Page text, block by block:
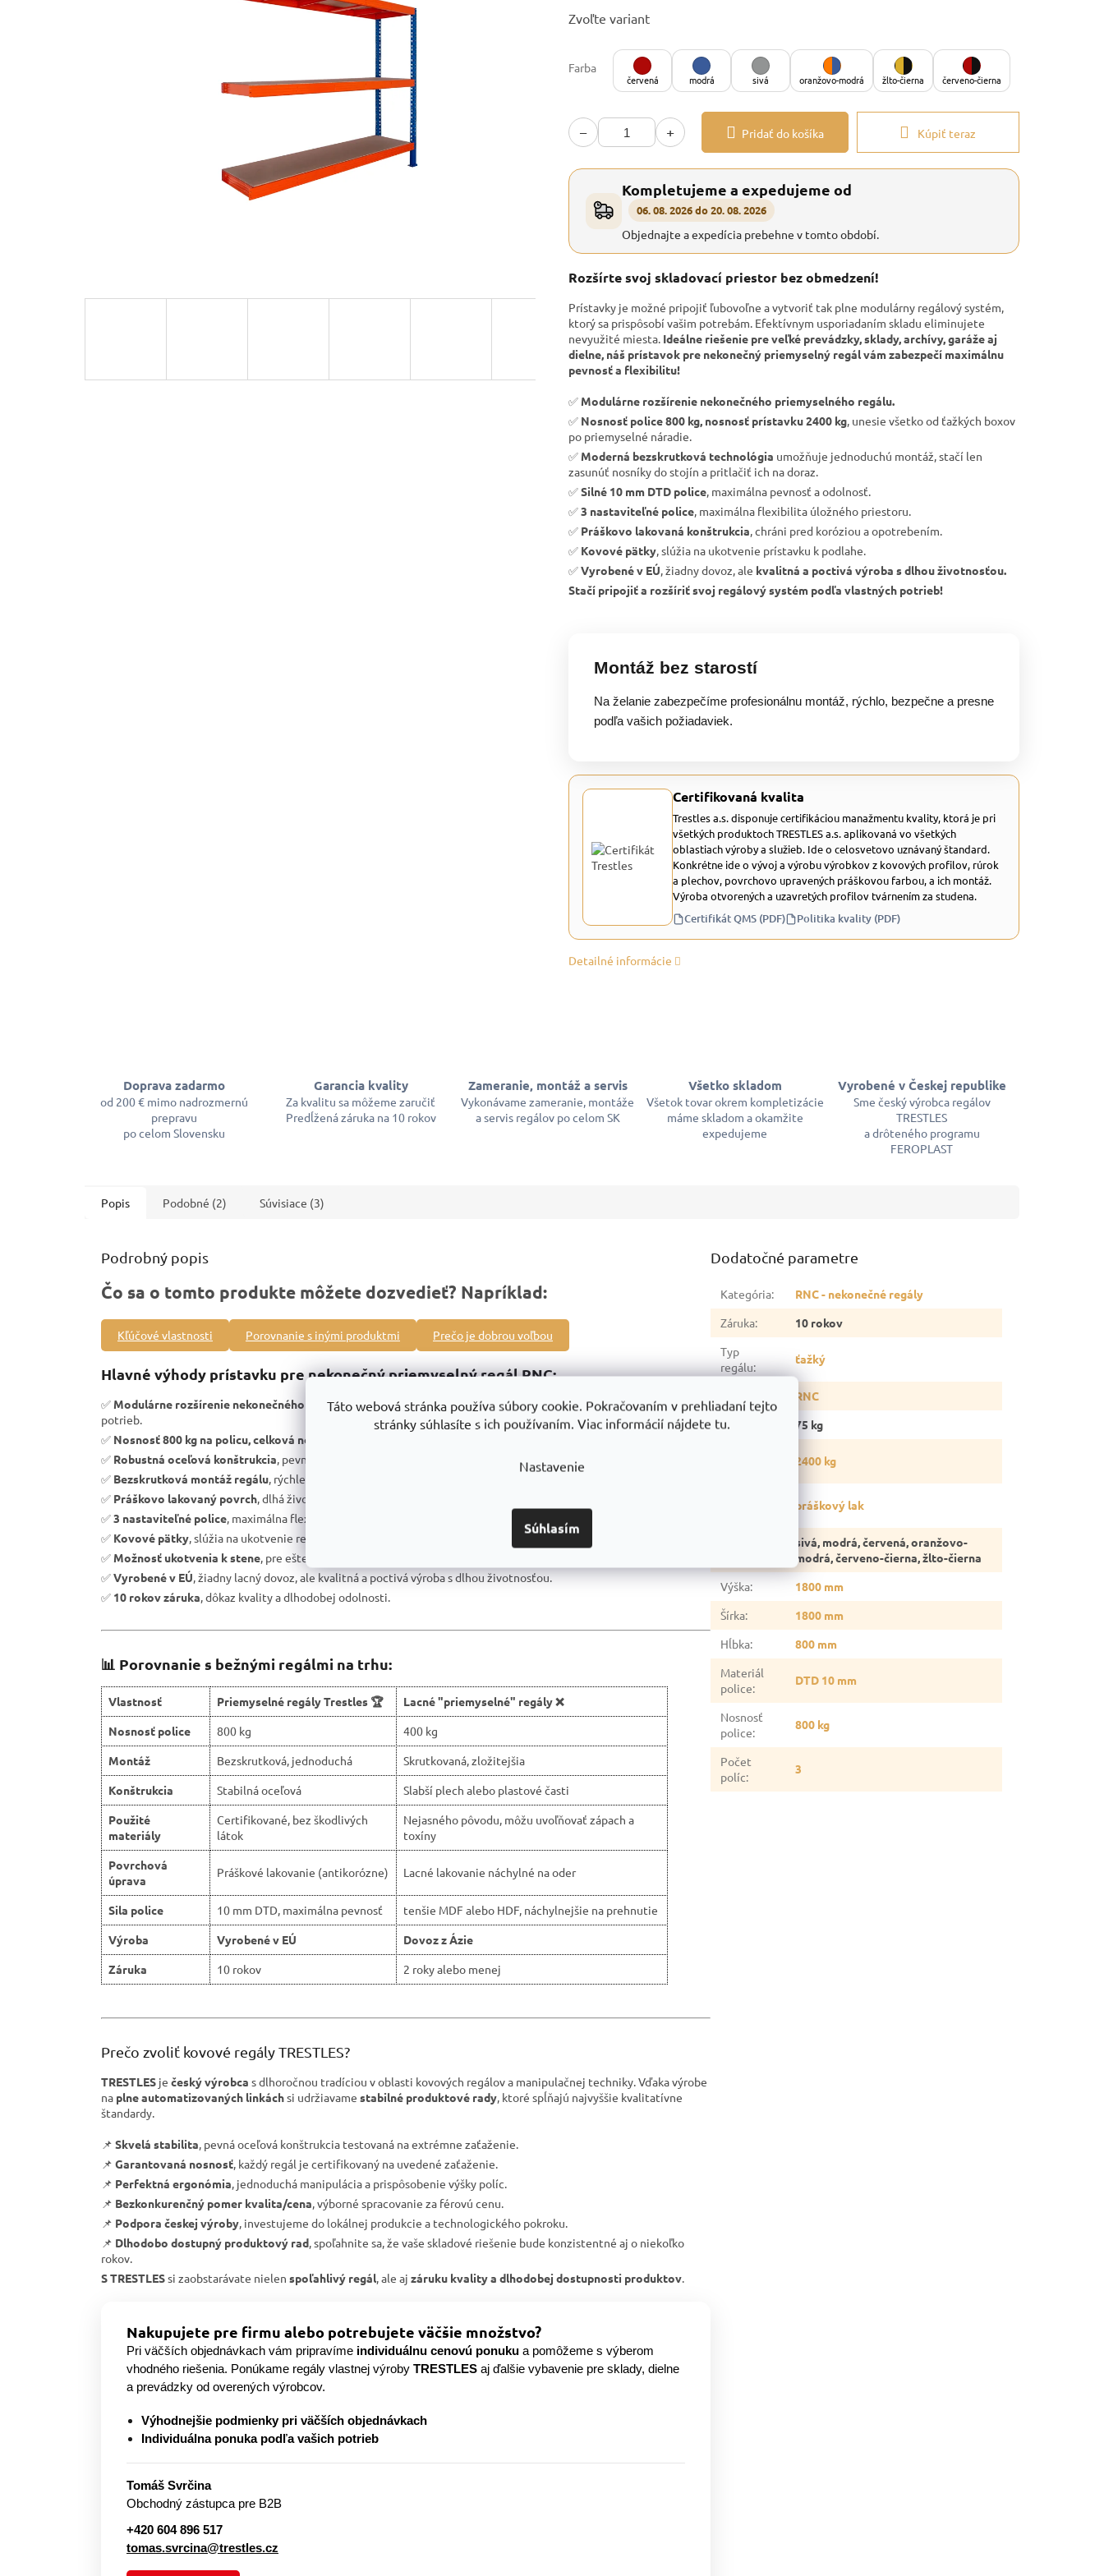
Táto webová stránka používa súbory cookie. Pokračovaním v prehliadaní tejto
stránky súhlasíte s ich používaním. Viac informácií nájdete tu.
Nastavenie
Súhlasím
cena:
Zvoľte variant
Farba
červená modrá sivá oranžovo-modrá žlto-čierna červeno-čierna
− + Pridať do košíka Kúpiť teraz
Kompletujeme a expedujeme od
06. 08. 2026 do 20. 08. 2026
Objednajte a expedícia prebehne v tomto období.
Rozšírte svoj skladovací priestor bez obmedzení!
Prístavky je možné pripojiť ľubovoľne a vytvoriť tak plne modulárny regálový systém,
ktorý sa prispôsobí vašim potrebám. Efektívnym usporiadaním skladu eliminujete
nevyužité miesta. Ideálne riešenie pre veľké prevádzky, sklady, archívy, garáže aj
dielne, náš prístavok pre nekonečný priemyselný regál vám zabezpečí maximálnu
pevnosť a flexibilitu!
✅ Modulárne rozšírenie nekonečného priemyselného regálu.
✅ Nosnosť police 800 kg, nosnosť prístavku 2400 kg, unesie všetko od ťažkých boxov
po priemyselné náradie.
✅ Moderná bezskrutková technológia umožňuje jednoduchú montáž, stačí len
zasunúť nosníky do stojín a pritlačiť ich na doraz.
✅Silné 10 mm DTD police, maximálna pevnosť a odolnosť.
✅3 nastaviteľné police, maximálna flexibilita úložného priestoru.
✅ Práškovo lakovaná konštrukcia, chráni pred koróziou a opotrebením.
✅ Kovové pätky, slúžia na ukotvenie prístavku k podlahe.
✅Vyrobené v EÚ, žiadny dovoz, ale kvalitná a poctivá výroba s dlhou životnosťou.
Stačí pripojiť a rozšíriť svoj regálový systém podľa vlastných potrieb!
Montáž bez starostí
Na želanie zabezpečíme profesionálnu montáž, rýchlo, bezpečne a presne
podľa vašich požiadaviek.
Certifikovaná kvalita
Trestles a.s. disponuje certifikáciou manažmentu kvality, ktorá je pri
všetkých produktoch TRESTLES a.s. aplikovaná vo všetkých
oblastiach výroby a služieb. Ide o celosvetovo uznávaný štandard.
Konkrétne ide o vývoj a výrobu výrobkov z kovových profilov, rúrok
a plechov, povrchovo upravených práškovou farbou, a ich montáž.
Výroba otvorených a uzavretých profilov tvárnením za studena.
Certifikát QMS (PDF) Politika kvality (PDF)
Detailné informácie
Doprava zadarmo
od 200 € mimo nadrozmernú
prepravu
po celom Slovensku
Garancia kvality
Za kvalitu sa môžeme zaručiť
Predĺžená záruka na 10 rokov
Zameranie, montáž a servis
Vykonávame zameranie, montáže
a servis regálov po celom SK
Všetko skladom
Všetok tovar okrem kompletizácie
máme skladom a okamžite
expedujeme
Vyrobené v Českej republike
Sme český výrobca regálov
TRESTLES
a drôteného programu
FEROPLAST
Popis Podobné (2) Súvisiace (3)
Podrobný popis
Čo sa o tomto produkte môžete dozvedieť? Napríklad:
Kľúčové vlastnosti Porovnanie s inými produktmi Prečo je dobrou voľbou
Hlavné výhody prístavku pre nekonečný priemyselný regál RNC:
✅ Modulárne rozšírenie nekonečného priemyselného regálu, umožňuje zväčšenie regálovej zostavy podľa vašich
potrieb.
✅ Nosnosť 800 kg na policu, celková nosnosť 2400 kg
✅ Robustná oceľová konštrukcia, pevnosť a vysoká stabilita.
✅ Bezskrutková montáž regálu, rýchle zostavenie bez nutnosti použitia náradia.
✅ Práškovo lakovaný povrch, dlhá životnosť a ochrana proti korózii.
✅3 nastaviteľné police, maximálna flexibilita úložného priestoru.
✅ Kovové pätky, slúžia na ukotvenie regálu k podlahe.
✅ Možnosť ukotvenia k stene, pre ešte väčšiu bezpečnosť.
✅Vyrobené v EÚ, žiadny lacný dovoz, ale kvalitná a poctivá výroba s dlhou životnosťou.
✅ 10 rokov záruka, dôkaz kvality a dlhodobej odolnosti.
📊 Porovnanie s bežnými regálmi na trhu:
Vlastnosť Priemyselné regály Trestles 🏆
Lacné "priemyselné" regály ❌
Nosnosť police
800 kg
400 kg
Montáž
Bezskrutková, jednoduchá
Skrutkovaná, zložitejšia
Konštrukcia
Stabilná oceľová
Slabší plech alebo plastové časti
Použité
materiály
Certifikované, bez škodlivých
látok
Nejasného pôvodu, môžu uvoľňovať zápach a
toxíny
Povrchová
úprava
Práškové lakovanie (antikorózne) Lacné lakovanie náchylné na oder
Sila police 10 mm DTD, maximálna pevnosť
tenšie MDF alebo HDF, náchylnejšie na prehnutie
Výroba
Vyrobené v EÚ
Dovoz z Ázie
Záruka
10 rokov 2 roky alebo menej
Prečo zvoliť kovové regály TRESTLES?
TRESTLES je český výrobca s dlhoročnou tradíciou v oblasti kovových regálov a manipulačnej techniky. Vďaka výrobe
na plne automatizovaných linkáchsi udržiavame stabilné produktové rady, ktoré spĺňajú najvyššie kvalitatívne
štandardy.
📌 Skvelá stabilita, pevná oceľová konštrukcia testovaná na extrémne zaťaženie.
📌 Garantovaná nosnosť, každý regál je certifikovaný na uvedené zaťaženie.
📌 Perfektná ergonómia, jednoduchá manipulácia a prispôsobenie výšky políc.
📌 Bezkonkurenčný pomer kvalita/cena, výborné spracovanie za férovú cenu.
📌 Podpora českej výroby, investujeme do lokálnej produkcie a technologického pokroku.
📌 Dlhodobo dostupný produktový rad, spoľahnite sa, že vaše skladové riešenie bude konzistentné aj o niekoľko
rokov.
S TRESTLESsi zaobstarávate nielen spoľahlivý regál, ale aj záruku kvality a dlhodobej dostupnosti produktov.
Nakupujete pre firmu alebo potrebujete väčšie množstvo?
Pri väčších objednávkach vám pripravíme individuálnu cenovú ponuku a pomôžeme s výberom
vhodného riešenia. Ponúkame regály vlastnej výroby TRESTLES aj ďalšie vybavenie pre sklady, dielne
a prevádzky od overených výrobcov.
Výhodnejšie podmienky pri väčších objednávkach
Individuálna ponuka podľa vašich potrieb
Tomáš Svrčina
Obchodný zástupca pre B2B
+420 604 896 517
tomas.svrcina@trestles.cz
Dodatočné parametre
Kategória:
RNC - nekonečné regály
Záruka:
10 rokov
Typ
regálu:
ťažký
RNC
Hmotnosť
75 kg
2400 kg
práškový lak
sivá, modrá, červená, oranžovo-
modrá, červeno-čierna, žlto-čierna
Výška:
1800 mm
Šírka:
1800 mm
Hĺbka:
800 mm
Materiál
police:
DTD 10 mm
Nosnosť
police:
800 kg
Počet
políc:
3